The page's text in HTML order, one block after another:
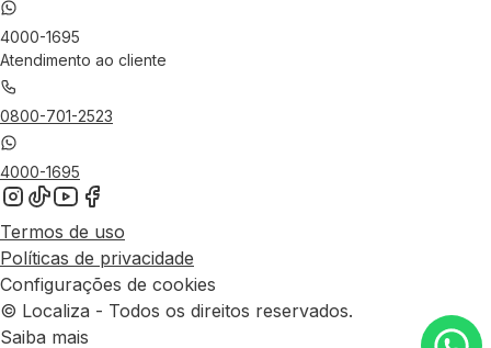
4000-1695
Atendimento ao cliente
0800-701-2523
4000-1695
Termos de uso
Políticas de privacidade
Configurações de cookies
© Localiza - Todos os direitos reservados.
Saiba mais